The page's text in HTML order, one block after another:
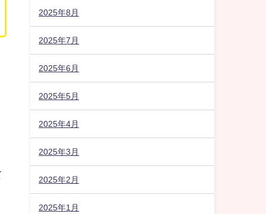
2025年8月
2025年7月
2025年6月
2025年5月
2025年4月
2025年3月
2025年2月
2025年1月